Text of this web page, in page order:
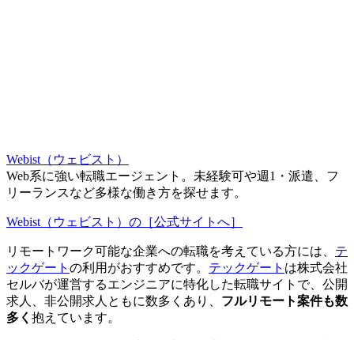
Webist（ウェビスト）
Web系に強い転職エージェント。未経験可や週1・派遣、フ
リーランスなど多様な働き方を探せます。
Webist（ウェビスト）の［公式サイトへ］
リモートワーク可能な企業への転職を考えている方には、 テ
ックゲート の利用がおすすめです。 テックゲート は株式会社
セルバが運営するエンジニアに特化した転職サイトで、公開
求人、非公開求人ともに数多くあり、 フルリモート案件も数
多く 抱えています。